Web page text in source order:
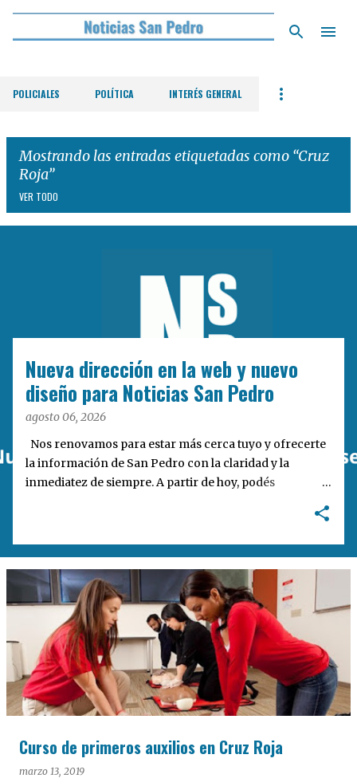
Ir al contenido principal
POLICIALES POLÍTICA INTERÉS GENERAL
Mostrando las entradas etiquetadas como Cruz
Roja
VER TODO
Nueva dirección en la web y nuevo
diseño para Noticias San Pedro
agosto 06, 2026
Nos renovamos para estar más cerca tuyo y ofrecerte
la información de San Pedro con la claridad y la
inmediatez de siempre. A partir de hoy, podés
Desarrollamos una interfaz más ágil, moderna e
intuitiva, pensada para optimizar la navegación desde
cualquier dispositivo, facilitar el acceso a las noticias
locales y potenciar la interacción de los lectores con
nuestros contenidos.
Curso de primeros auxilios en Cruz Roja
marzo 13, 2019